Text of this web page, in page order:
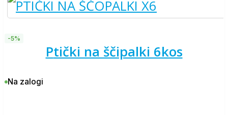
-5%
ptički na ščipalki 6kos
Na zalogi